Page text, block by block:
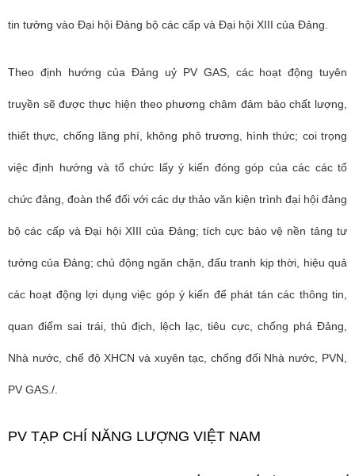
tin tưởng vào Đại hội Đảng bộ các cấp và Đại hội XIII của Đảng.
Theo định hướng của Đảng uỷ PV GAS, các hoạt động tuyên
truyền sẽ được thực hiện theo phương châm đảm bảo chất lượng,
thiết thực, chống lãng phí, không phô trương, hình thức; coi trọng
việc định hướng và tổ chức lấy ý kiến đóng góp của các các tổ
chức đảng, đoàn thể đối với các dự thảo văn kiện trình đại hội đảng
bộ các cấp và Đại hội XIII của Đảng; tích cực bảo vệ nền tảng tư
tưởng của Đảng; chủ động ngăn chặn, đấu tranh kịp thời, hiệu quả
các hoạt động lợi dụng việc góp ý kiến để phát tán các thông tin,
quan điểm sai trái, thù địch, lệch lạc, tiêu cực, chống phá Đảng,
Nhà nước, chế độ XHCN và xuyên tạc, chống đối Nhà nước, PVN,
PV GAS./.
PV TẠP CHÍ NĂNG LƯỢNG VIỆT NAM